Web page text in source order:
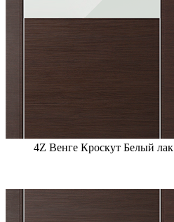
4Z Венге Кроскут Белый лак